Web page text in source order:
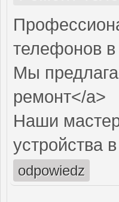
телефонов
Мы
ремонт</a>
Наши
устройства
odpowiedz